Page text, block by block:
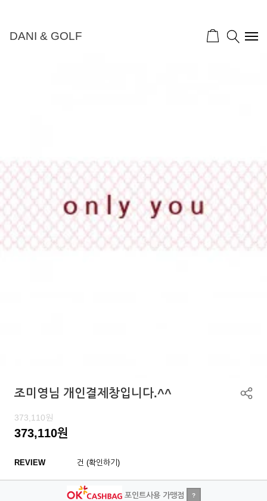
DANI & GOLF
조미영님 개인결제창입니다.^^
373,110원
373,110원
REVIEW 건 (확인하기)
포인트사용 가맹점 ?